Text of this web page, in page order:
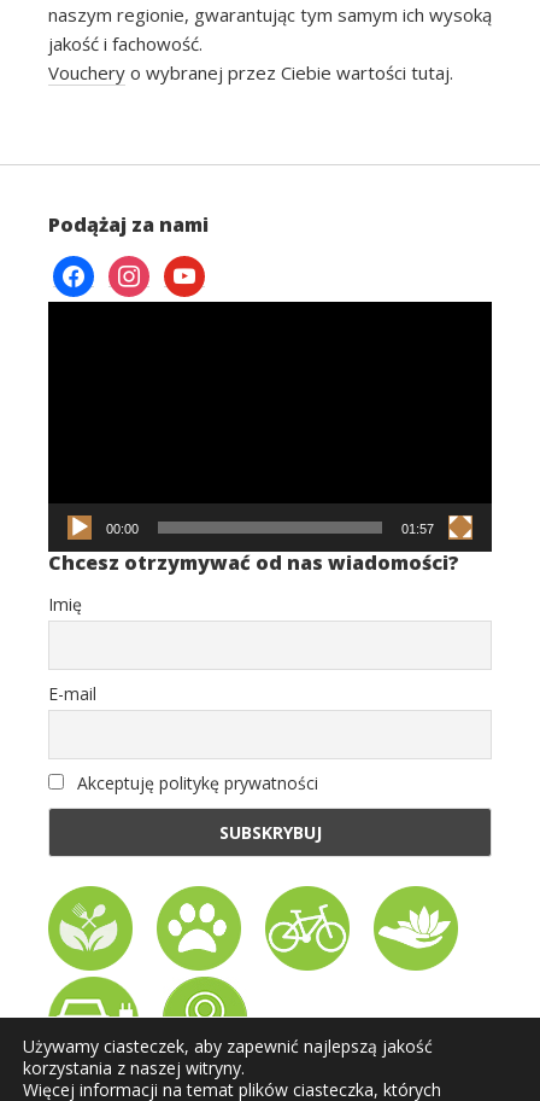
naszym regionie, gwarantując tym samym ich wysoką
jakość i fachowość.
Vouchery o wybranej przez Ciebie wartości tutaj.
Podążaj za nami
facebookinstagramyoutube
00:00 01:57
Chcesz otrzymywać od nas wiadomości?
Imię
E-mail
Akceptuję politykę prywatności
Używamy ciasteczek, aby zapewnić najlepszą jakość
korzystania z naszej witryny.
Więcej informacji na temat plików ciasteczka, których